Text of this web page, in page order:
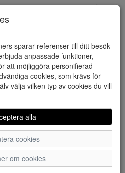
sparar referenser till ditt besök
anpassade funktioner,
att möjliggöra personifierad
cookies, som krävs för
välja vilken typ av cookies du vill
alla
cookies
om cookies